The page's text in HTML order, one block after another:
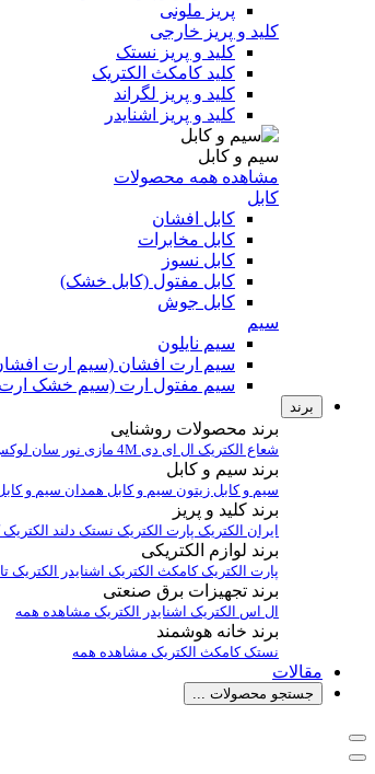
پریز ملونی
کلید و پریز خارجی
کلید و پریز نستک
کلید کامکث الکتریک
کلید و پریز لگراند
کلید و پریز اشنایدر
سیم و کابل
مشاهده همه محصولات
کابل
کابل افشان
کابل مخابرات
کابل نسوز
کابل مفتول (کابل خشک)
کابل جوش
سیم
سیم نایلون
سیم ارت افشان (سیم ارت
سیم مفتول ارت (سیم خشک
برند
برند محصولات روشنایی
شعاع الکتریک ال ای دی 4M مازی نور سان
برند سیم و کابل
سیم و کابل زیتون سیم و کابل همدان سیم و
برند کلید و پریز
ایران الکتریک پارت الکتریک نستک دلند الکتریک
برند لوازم الکتریکی
پارت الکتریککامکث الکتریک اشنایدر الکتریک
برند تجهیزات برق صنعتی
ال اس الکتریک اشنایدر الکتریک مشاهده همه
برند خانه هوشمند
نستککامکث الکتریک مشاهده همه
مقالات
جستجو محصولات ...